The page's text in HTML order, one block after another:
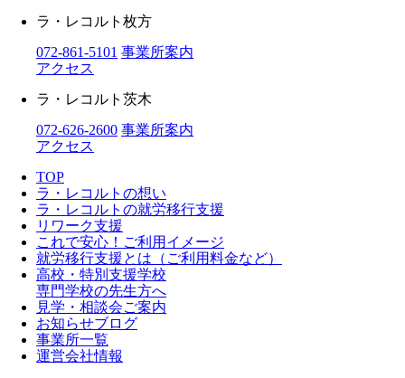
ラ・レコルト枚方
072-861-5101 事業所案内
アクセス
ラ・レコルト茨木
072-626-2600 事業所案内
アクセス
TOP
ラ・レコルトの想い
ラ・レコルトの就労移行支援
リワーク支援
これで安心！ご利用イメージ
就労移行支援とは（ご利用料金など）
高校・特別支援学校
専門学校の先生方へ
見学・相談会ご案内
お知らせブログ
事業所一覧
運営会社情報